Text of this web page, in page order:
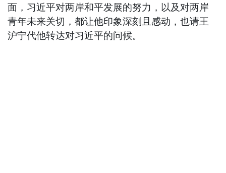
面，习近平对两岸和平发展的努力，以及对两岸
青年未来关切，都让他印象深刻且感动，也请王
沪宁代他转达对习近平的问候。